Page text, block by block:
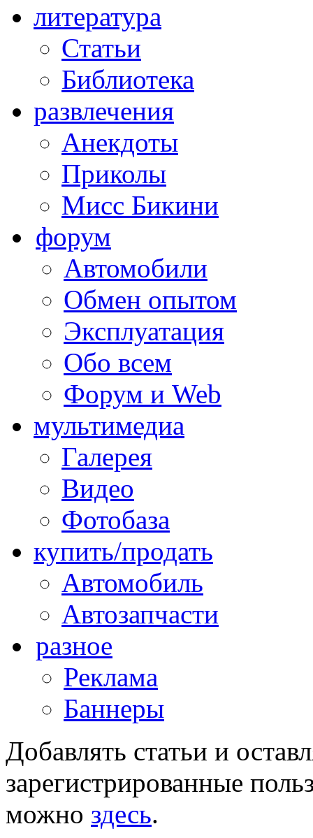
литература
Статьи
Библиотека
развлечения
Анекдоты
Приколы
Мисс Бикини
форум
Автомобили
Обмен опытом
Эксплуатация
Обо всем
Форум и Web
мультимедиа
Галерея
Видео
Фотобаза
купить/продать
Автомобиль
Автозапчасти
разное
Реклама
Баннеры
Добавлять статьи и
зарегистрированные
можно здесь.